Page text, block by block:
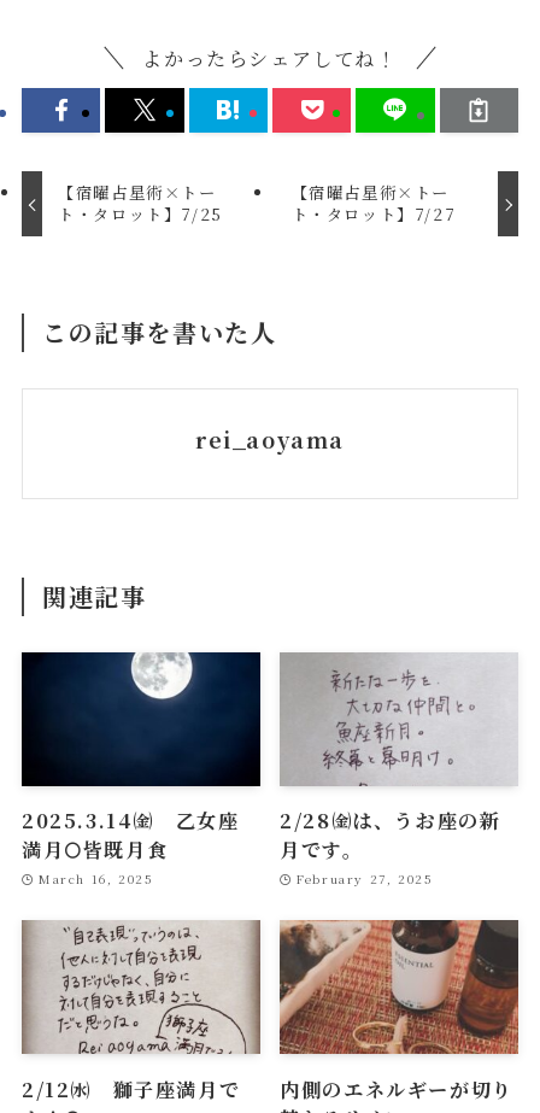
よかったらシェアしてね！
【宿曜占星術×トー
ト・タロット】7/25
【宿曜占星術×トー
ト・タロット】7/27
この記事を書いた人
rei_aoyama
関連記事
2025.3.14㈮ 乙女座
満月🌕皆既月食
March 16, 2025
2/28㈮は、うお座の新
月です。
February 27, 2025
2/12㈬ 獅子座満月で
内側のエネルギーが切り